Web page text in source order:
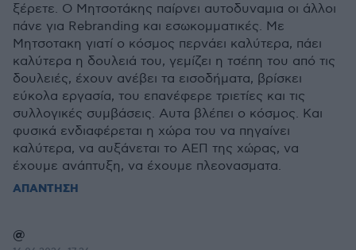
ξέρετε. Ο Μητσοτάκης παίρνει αυτοδυναμια οι άλλοι
πάνε για Rebranding και εσωκομματικές. Με
Μητσοτακη γιατί ο κόσμος περνάει καλύτερα, πάει
καλύτερα η δουλειά του, γεμίζει η τσέπη του από τις
δουλειές, έχουν ανέβει τα εισοδήματα, βρίσκει
εύκολα εργασία, του επανέφερε τριετίες και τις
συλλογικές συμβάσεις. Αυτα βλέπει ο κόσμος. Και
φυσικά ενδιαφέρεται η χώρα του να πηγαίνει
καλύτερα, να αυξάνεται το ΑΕΠ της χώρας, να
έχουμε ανάπτυξη, να έχουμε πλεονασματα.
ΑΠΑΝΤΗΣΗ
@